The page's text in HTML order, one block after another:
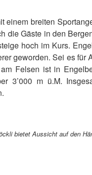
breiten
Gäste in den
hoch im Kurs.
geworden. Sei es für
Felsen ist in
3’000 m ü.M.
bietet Aussicht auf den